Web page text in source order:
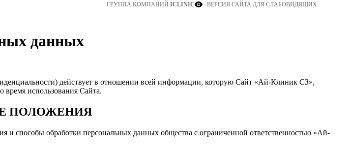
ГРУППА КОМПАНИЙ ICLINIC ВЕРСИЯ САЙТА ДЛЯ СЛАБОВИДЯЩИХ
данных
действует в отношении всей информации, которую Сайт «Ай-Клиник СЗ»,
время использования Сайта.
ПОЛОЖЕНИЯ
способы обработки персональных данных общества с ограниченной ответственностью «Ай-